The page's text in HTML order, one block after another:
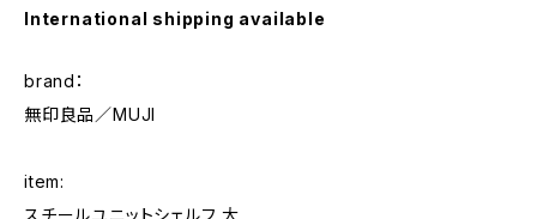
International shipping available
brand：
無印良品／MUJI
item:
スチールユニットシェルフ 大